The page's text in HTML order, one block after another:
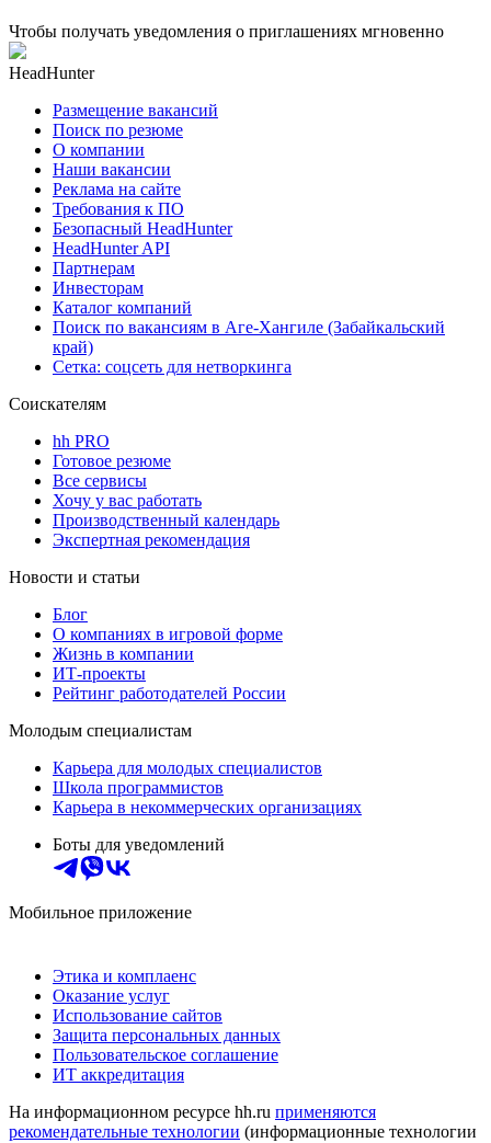
Чтобы получать уведомления о приглашениях мгновенно
HeadHunter
Размещение вакансий
Поиск по резюме
О компании
Наши вакансии
Реклама на сайте
Требования к ПО
Безопасный HeadHunter
HeadHunter API
Партнерам
Инвесторам
Каталог компаний
Поиск по вакансиям в Аге-Хангиле (Забайкальский
край)
Сетка: соцсеть для нетворкинга
Соискателям
hh PRO
Готовое резюме
Все сервисы
Хочу у вас работать
Производственный календарь
Экспертная рекомендация
Новости и статьи
Блог
О компаниях в игровой форме
Жизнь в компании
ИТ-проекты
Рейтинг работодателей России
Молодым специалистам
Карьера для молодых специалистов
Школа программистов
Карьера в некоммерческих организациях
Боты для уведомлений
Мобильное приложение
Этика и комплаенс
Оказание услуг
Использование сайтов
Защита персональных данных
Пользовательское соглашение
ИТ аккредитация
На информационном ресурсе hh.ru применяются
рекомендательные технологии (информационные технологии